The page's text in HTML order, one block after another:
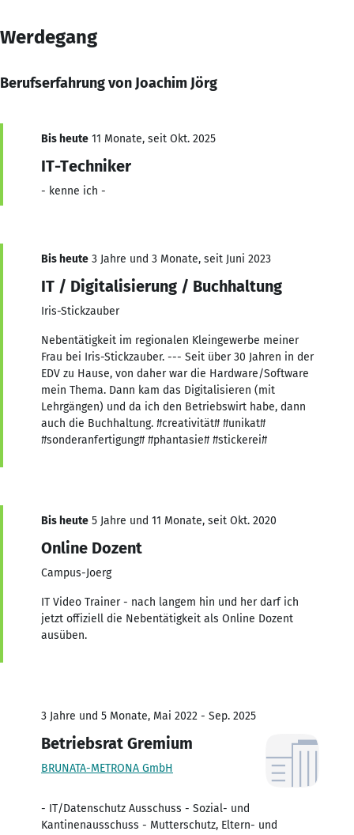
Werdegang
Berufserfahrung von Joachim Jörg
Bis heute 11 Monate, seit Okt. 2025
IT-Techniker
- kenne ich -
Bis heute 3 Jahre und 3 Monate, seit Juni 2023
IT / Digitalisierung / Buchhaltung
Iris-Stickzauber
Nebentätigkeit im regionalen Kleingewerbe meiner
Frau bei Iris-Stickzauber. --- Seit über 30 Jahren in der
EDV zu Hause, von daher war die Hardware/Software
mein Thema. Dann kam das Digitalisieren (mit
Lehrgängen) und da ich den Betriebswirt habe, dann
auch die Buchhaltung. #creativität# #unikat#
#sonderanfertigung# #phantasie# #stickerei#
Bis heute 5 Jahre und 11 Monate, seit Okt. 2020
Online Dozent
Campus-Joerg
IT Video Trainer - nach langem hin und her darf ich
jetzt offiziell die Nebentätigkeit als Online Dozent
ausüben.
3 Jahre und 5 Monate, Mai 2022 - Sep. 2025
Betriebsrat Gremium
BRUNATA-METRONA GmbH
- IT/Datenschutz Ausschuss - Sozial- und
Kantinenausschuss - Mutterschutz, Eltern- und